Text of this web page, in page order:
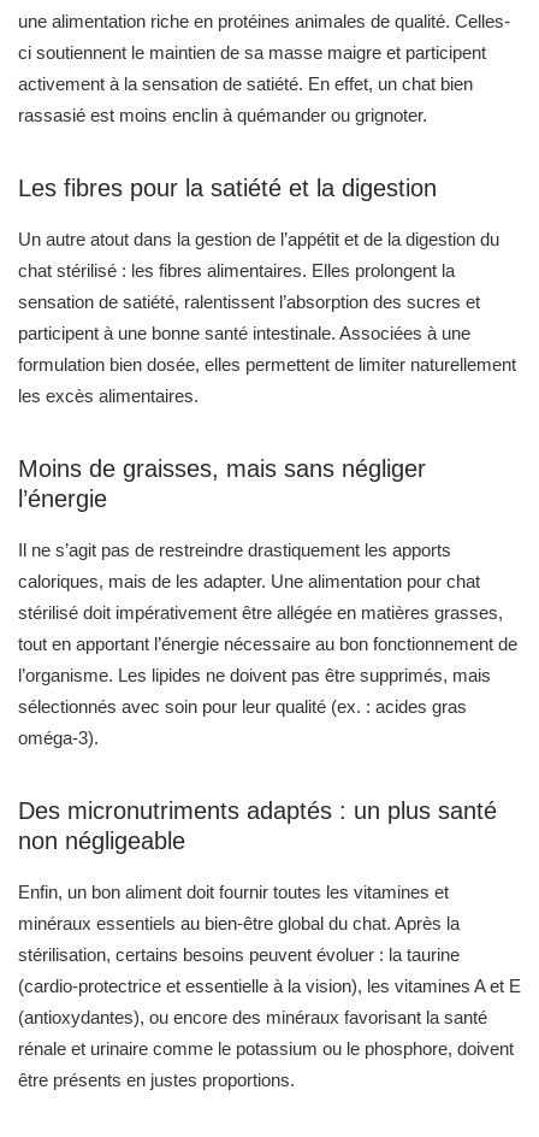
une alimentation riche en protéines animales de qualité. Celles-
ci soutiennent le maintien de sa masse maigre et participent
activement à la sensation de satiété. En effet, un chat bien
rassasié est moins enclin à quémander ou grignoter.
Les fibres pour la satiété et la digestion
Un autre atout dans la gestion de l’appétit et de la digestion du
chat stérilisé : les fibres alimentaires. Elles prolongent la
sensation de satiété, ralentissent l’absorption des sucres et
participent à une bonne santé intestinale. Associées à une
formulation bien dosée, elles permettent de limiter naturellement
les excès alimentaires.
Moins de graisses, mais sans négliger
l’énergie
Il ne s’agit pas de restreindre drastiquement les apports
caloriques, mais de les adapter. Une alimentation pour chat
stérilisé doit impérativement être allégée en matières grasses,
tout en apportant l’énergie nécessaire au bon fonctionnement de
l’organisme. Les lipides ne doivent pas être supprimés, mais
sélectionnés avec soin pour leur qualité (ex. : acides gras
oméga-3).
Des micronutriments adaptés : un plus santé
non négligeable
Enfin, un bon aliment doit fournir toutes les vitamines et
minéraux essentiels au bien-être global du chat. Après la
stérilisation, certains besoins peuvent évoluer : la taurine
(cardio-protectrice et essentielle à la vision), les vitamines A et E
(antioxydantes), ou encore des minéraux favorisant la santé
rénale et urinaire comme le potassium ou le phosphore, doivent
être présents en justes proportions.